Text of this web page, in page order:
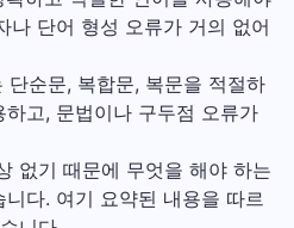
나 단어 형성 오류가 거의 없어
단순문, 복합문, 복문을 적절하
고, 문법이나 구두점 오류가
없기 때문에 무엇을 해야 하는
다. 여기 요약된 내용을 따르